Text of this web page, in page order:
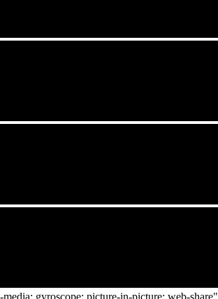
-media; gyroscope; picture-in-picture; web-share"